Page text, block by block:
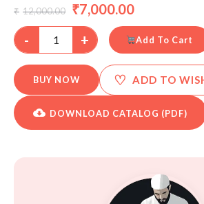
₹ 12,000.00 ₹7,000.00
- + Add To Cart
BUY NOW ♡ ADD TO
DOWNLOAD CATALOG (PDF)